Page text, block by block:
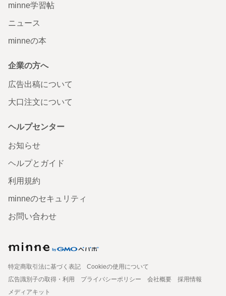
minne学習帖
ニュース
minneの本
企業の方へ
広告出稿について
大口注文について
ヘルプセンター
お知らせ
ヘルプとガイド
利用規約
minneのセキュリティ
お問い合わせ
特定商取引法に基づく表記
Cookieの使用について
広告識別子の取得・利用
プライバシーポリシー 会社概要
採用情報
メディアキット